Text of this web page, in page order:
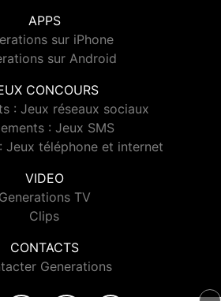
APPS
sur iPhone
sur Android
CONCOURS
: Jeux réseaux sociaux
: Jeux SMS
Jeux téléphone et internet
VIDEO
Generations TV
Clips
CONTACTS
Generations